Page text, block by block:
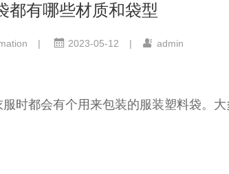
都有哪些材质和袋型
| 2023-05-12 | admin
时都会有个用来包装的服装塑料袋。